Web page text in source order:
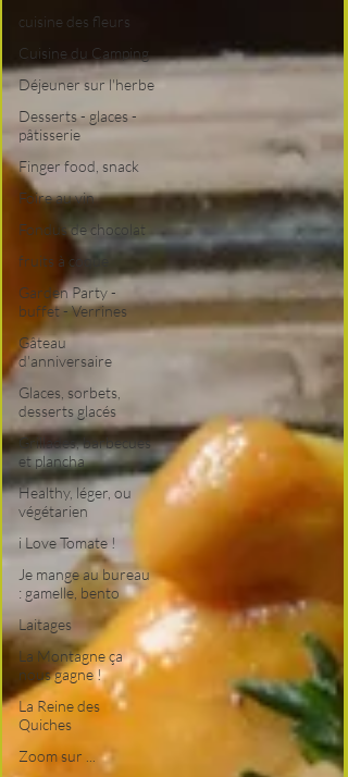
cuisine des fleurs
Cuisine du Camping
Déjeuner sur l'herbe
Desserts - glaces -
pâtisserie
Finger food, snack
Foire au vin
Fondus de chocolat
fruits à coque
Garden Party -
buffet - Verrines
Gâteau
d'anniversaire
Glaces, sorbets,
desserts glacés
Grillades, barbecues
et plancha
Healthy, léger, ou
végétarien
i Love Tomate !
Je mange au bureau
: gamelle, bento
Laitages
La Montagne ça
nous gagne !
La Reine des
Quiches
Zoom sur ...